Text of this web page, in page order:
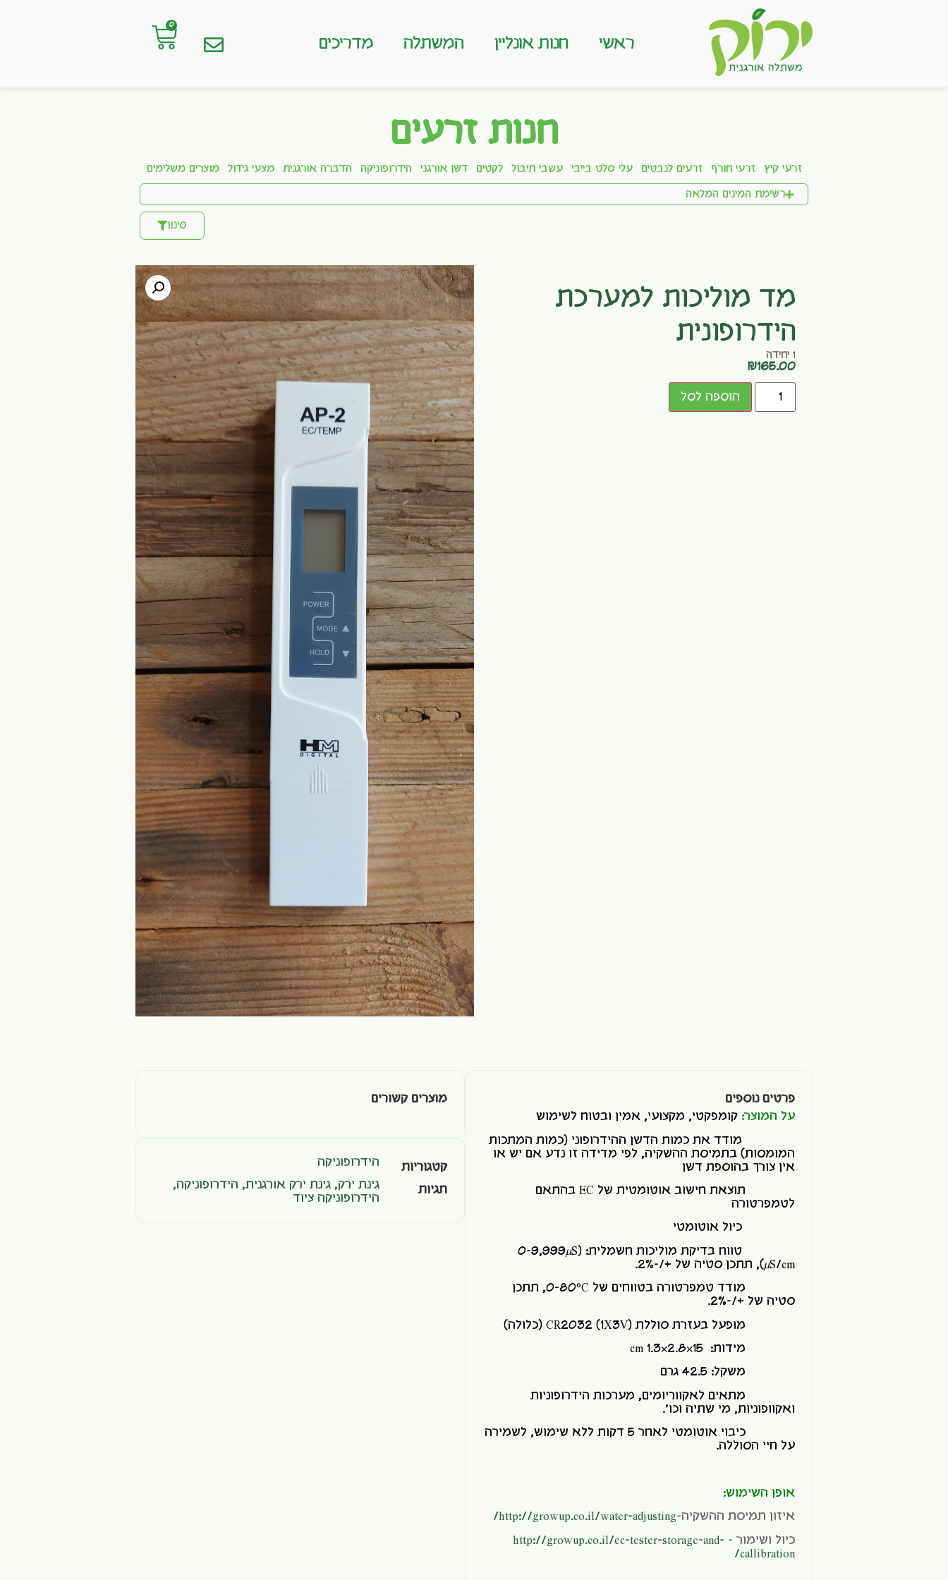
ראשי חנות אונליין המשתלה מדריכים
0
חנות זרעים
זרעי קיץ זרעי חורף זרעים לנבטים עלי סלט בייבי עשבי תיבול לקטים דשן אורגני הידרופוניקה הדברה אורגנית מצעי גידול מוצרים משלימים
רשימת המינים המלאה
סינון
מד מוליכות למערכת
הידרופונית
1 יחידה
₪165.00
הוספה לסל
פרטים נוספים
על המוצר: קומפקטי, מקצועי, אמין ובטוח לשימוש
מודד את כמות הדשן ההידרופוני (כמות המתכות
המומסות) בתמיסת ההשקיה, לפי מדידה זו נדע אם יש או
אין צורך בהוספת דשן
תוצאת חישוב אוטומטית של EC בהתאם
לטמפרטורה
כיול אוטומטי
טווח בדיקת מוליכות חשמלית: (0-9,999 µS
(µS/cm, תתכן סטיה של +/-2%.
מודד טמפרטורה בטווחים של 0-80°C, תתכן
סטיה של +/-2%.
מופעל בעזרת סוללת (CR2032 (1X3V (כלולה)
מידות: 15×2.8×1.3 cm
משקל: 42.5 גרם
מתאים לאקווריומים, מערכות הידרופוניות
ואקוופוניות, מי שתיה וכו'.
כיבוי אוטומטי לאחר 5 דקות ללא שימוש, לשמירה
על חיי הסוללה.
אופן השימוש:
איזון תמיסת ההשקיה-http://growup.co.il/water-adjusting/
כיול ושימור – http://growup.co.il/ec-tester-storage-and-
callibration/
מוצרים קשורים
קטגוריות הידרופוניקה
תגיות גינת ירק,גינת ירק אורגנית, הידרופוניקה,
הידרופוניקה ציוד